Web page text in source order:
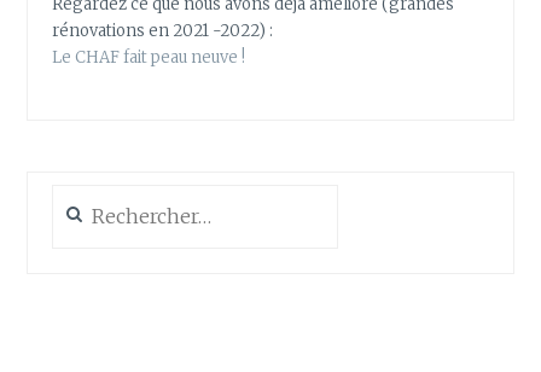
rénovations en 2021 -2022) :
Le CHAF fait peau neuve !